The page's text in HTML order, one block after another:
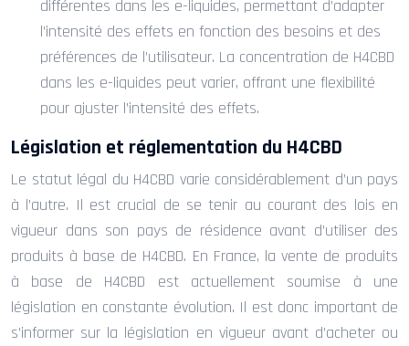
différentes dans les e-liquides, permettant d’adapter
l’intensité des effets en fonction des besoins et des
préférences de l’utilisateur. La concentration de H4CBD
dans les e-liquides peut varier, offrant une flexibilité
pour ajuster l’intensité des effets.
Législation et réglementation du H4CBD
Le statut légal du H4CBD varie considérablement d’un pays
à l’autre. Il est crucial de se tenir au courant des lois en
vigueur dans son pays de résidence avant d’utiliser des
produits à base de H4CBD. En France, la vente de produits
à base de H4CBD est actuellement soumise à une
législation en constante évolution. Il est donc important de
s’informer sur la législation en vigueur avant d’acheter ou